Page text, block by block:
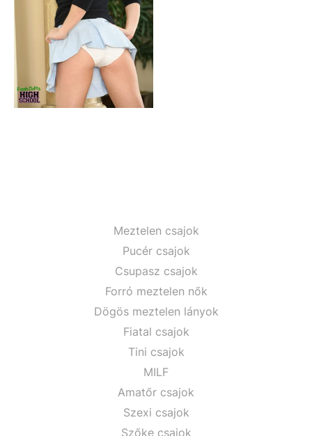
Meztelen csajok
Pucér csajok
Csupasz csajok
Forró meztelen nők
Dögös meztelen lányok
Fiatal csajok
Tini csajok
MILF
Amatőr csajok
Szexi csajok
Szőke csajok